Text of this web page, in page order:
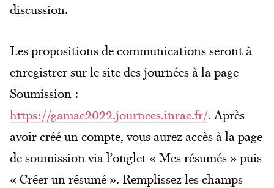
discussion.
Les propositions de communications seront à
enregistrer sur le site des journées à la page
Soumission :
https://gamae2022.journees.inrae.fr/. Après
avoir créé un compte, vous aurez accès à la page
de soumission via l’onglet « Mes résumés » puis
« Créer un résumé ». Remplissez les champs